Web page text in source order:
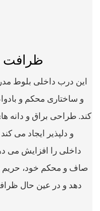
ظرافت
این درب داخلی بلوط
و ساختاری محکم و
کند. طراحی براق و
و دلپذیر ایجاد می
داخلی را افزایش می
صاف و محکم خود،
دهد و در عین حال